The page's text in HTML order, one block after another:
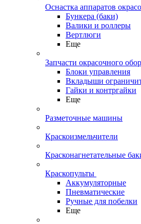
Оснастка аппаратов
Бункера (баки)
Валики и роллеры
Вертлюги
Еще
Запчасти окрасочного
Блоки управления
Вкладыши
Гайки и контргайки
Еще
Разметочные машины
Краскоизмельчители
Красконагнетательные
Краскопульты
Аккумуляторные
Пневматические
Ручные для побелки
Еще